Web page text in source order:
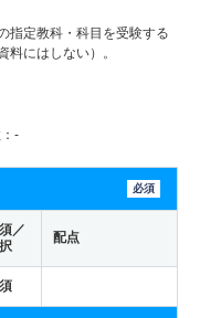
指定教科・科目を受験する
料にはしない）。
-
必須
／
配点